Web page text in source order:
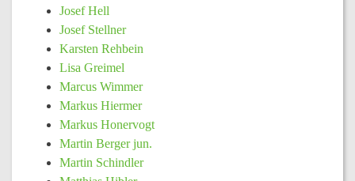
Josef Hell
Josef Stellner
Karsten Rehbein
Lisa Greimel
Marcus Wimmer
Markus Hiermer
Markus Honervogt
Martin Berger jun.
Martin Schindler